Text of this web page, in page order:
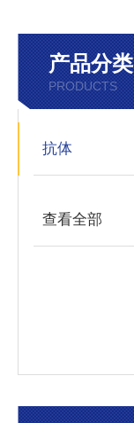
产品分类
PRODUCTS
抗体
查看全部